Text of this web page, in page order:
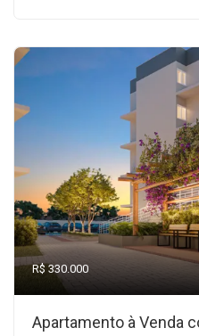
R$ 330.000
Apartamento à Venda